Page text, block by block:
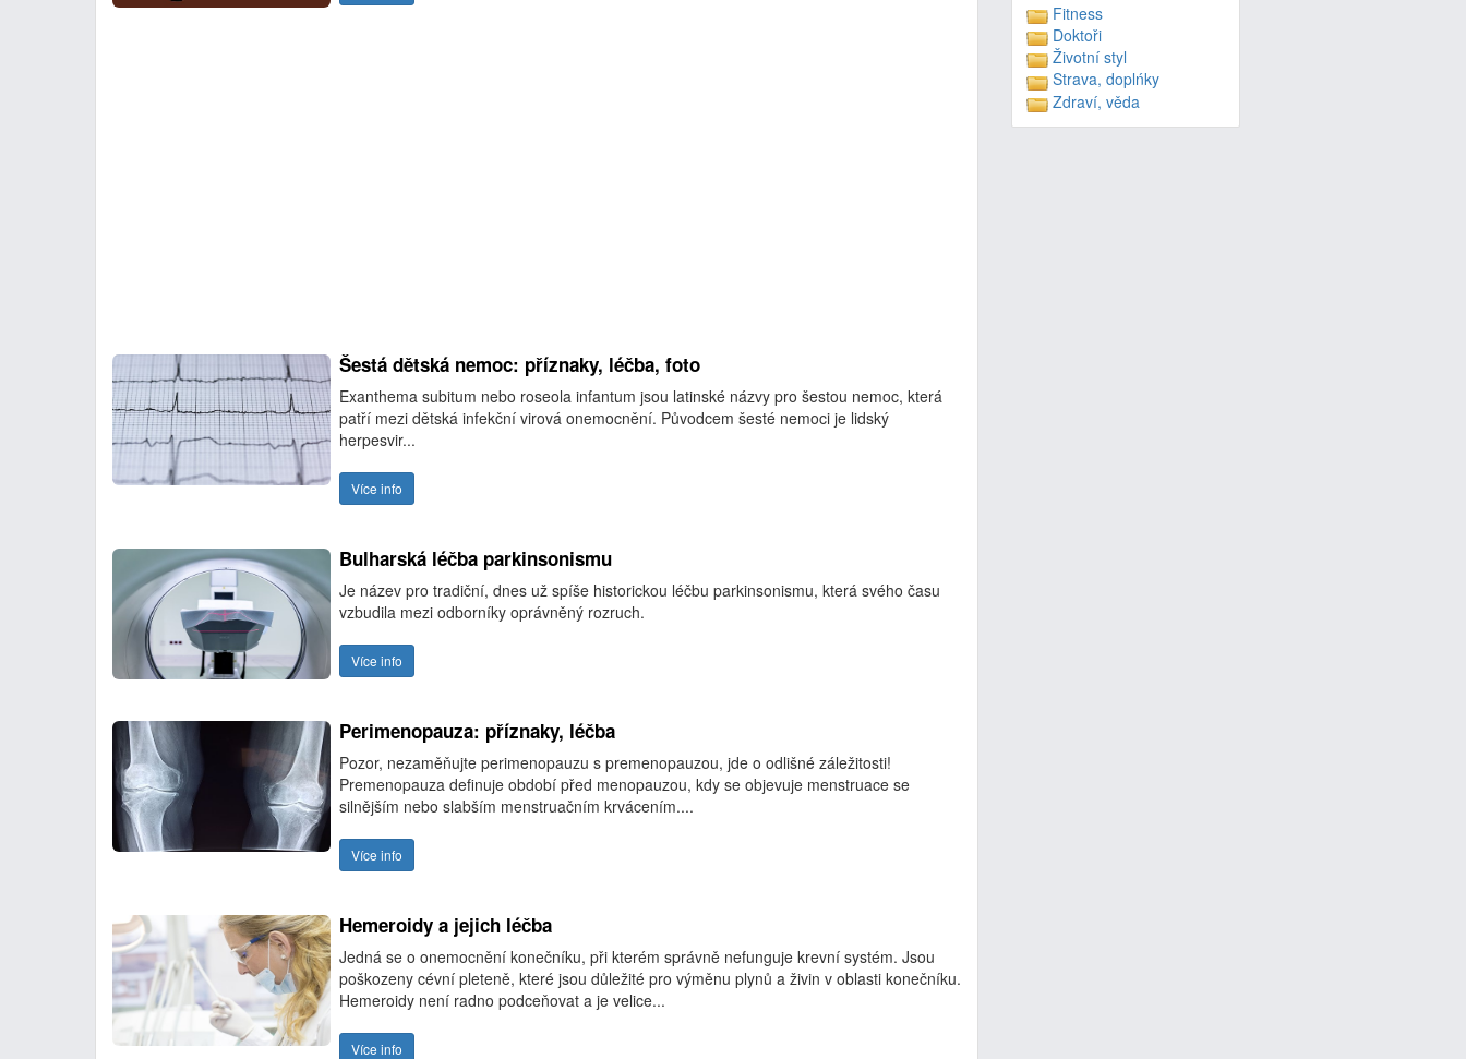
Šestá dětská nemoc: příznaky, léčba, foto
Exanthema subitum nebo roseola infantum jsou latinské názvy pro šestou nemoc, která
patří mezi dětská infekční virová onemocnění. Původcem šesté nemoci je lidský
herpesvir...
Více info
Bulharská léčba parkinsonismu
Je název pro tradiční, dnes už spíše historickou léčbu parkinsonismu, která svého času
vzbudila mezi odborníky oprávněný rozruch.
Více info
Perimenopauza: příznaky, léčba
Pozor, nezaměňujte perimenopauzu s premenopauzou, jde o odlišné záležitosti!
Premenopauza definuje období před menopauzou, kdy se objevuje menstruace se
silnějším nebo slabším menstruačním krvácením....
Více info
Hemeroidy a jejich léčba
Jedná se o onemocnění konečníku, při kterém správně nefunguje krevní systém. Jsou
poškozeny cévní pleteně, které jsou důležité pro výměnu plynů a živin v oblasti konečníku.
Hemeroidy není radno podceňovat a je velice...
Více info
Fitness
Doktoři
Životní styl
Strava, doplńky
Zdraví, věda